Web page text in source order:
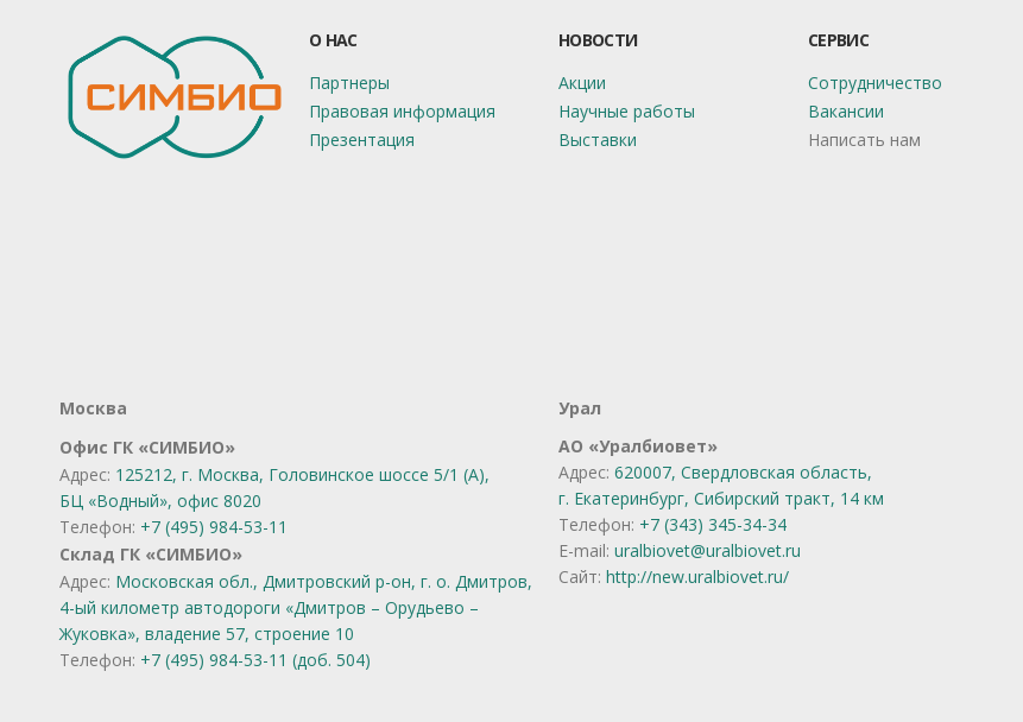
О НАС
Партнеры
Правовая информация
Презентация
НОВОСТИ
Акции
Научные работы
Выставки
СЕРВИС
Сотрудничество
Вакансии
Написать нам
Москва
Офис ГК «СИМБИО»
Адрес: 125212, г. Москва, Головинское шоссе 5/1 (А),
БЦ «Водный», офис 8020
Телефон: +7 (495) 984-53-11
Склад ГК «СИМБИО»
Адрес: Московская обл., Дмитровский р-он, г. о. Дмитров,
4-ый километр автодороги «Дмитров – Орудьево –
Жуковка», владение 57, строение 10
Телефон: +7 (495) 984-53-11 (доб. 504)
Урал
АО «Уралбиовет»
Адрес: 620007, Свердловская область,
г. Екатеринбург, Сибирский тракт, 14 км
Телефон: +7 (343) 345-34-34
E-mail: uralbiovet@uralbiovet.ru
Сайт: http://new.uralbiovet.ru/